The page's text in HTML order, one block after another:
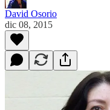
David Osorio
dic 08, 2015